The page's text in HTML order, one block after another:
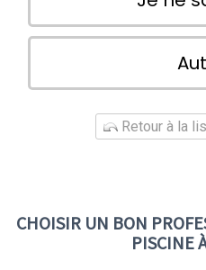
Retour à la
CHOISIR UN BON
PISCINE